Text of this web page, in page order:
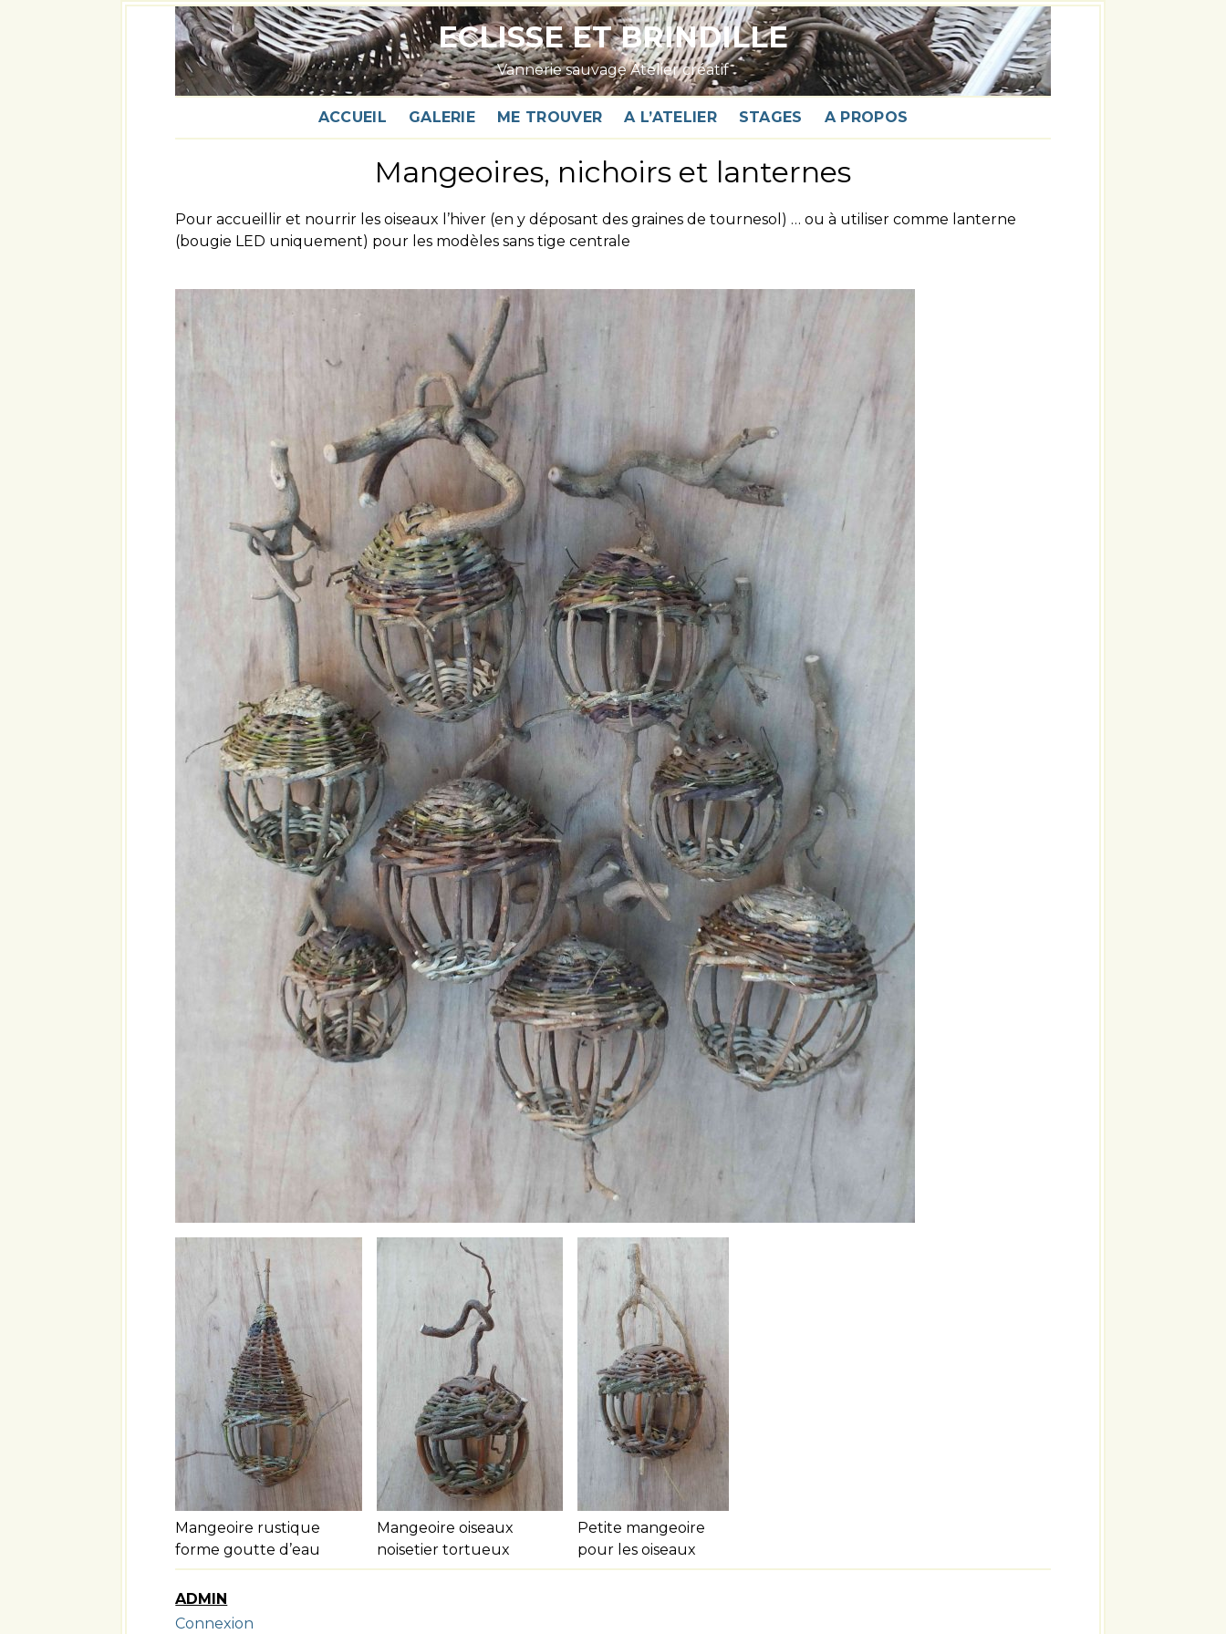
ECLISSE ET BRINDILLE
Vannerie sauvage Atelier créatif
ACCUEIL GALERIE ME TROUVER A L’ATELIER STAGES A PROPOS
Mangeoires, nichoirs et lanternes
Pour accueillir et nourrir les oiseaux l’hiver (en y déposant des graines de tournesol) … ou à utiliser comme lanterne
(bougie LED uniquement) pour les modèles sans tige centrale
Mangeoire rustique
forme goutte d’eau
Mangeoire oiseaux
noisetier tortueux
Petite mangeoire
pour les oiseaux
ADMIN
Connexion